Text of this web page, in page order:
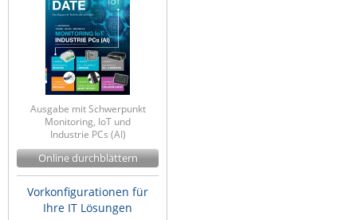
Ausgabe mit Schwerpunkt
Monitoring, IoT und
Industrie PCs (AI)
Online durchblättern
Vorkonfigurationen für
Ihre IT Lösungen